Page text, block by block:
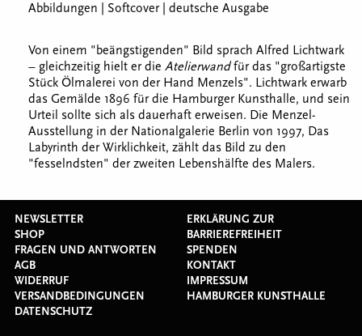
Abbildungen | Softcover | deutsche Ausgabe
Von einem "beängstigenden" Bild sprach Alfred Lichtwark
– gleichzeitig hielt er die Atelierwandfür das "großartigste
Stück Ölmalerei von der Hand Menzels". Lichtwark erwarb
das Gemälde 1896 für die Hamburger Kunsthalle, und sein
Urteil sollte sich als dauerhaft erweisen. Die Menzel-
Ausstellung in der Nationalgalerie Berlin von 1997, Das
Labyrinth der Wirklichkeit, zählt das Bild zu den
"fesselndsten" der zweiten Lebenshälfte des Malers.
NEWSLETTER
SHOP
FRAGEN UND ANTWORTEN
AGB
WIDERRUF
VERSANDBEDINGUNGEN
DATENSCHUTZ
ERKLÄRUNG ZUR
BARRIEREFREIHEIT
SPENDEN
KONTAKT
IMPRESSUM
HAMBURGER KUNSTHALLE